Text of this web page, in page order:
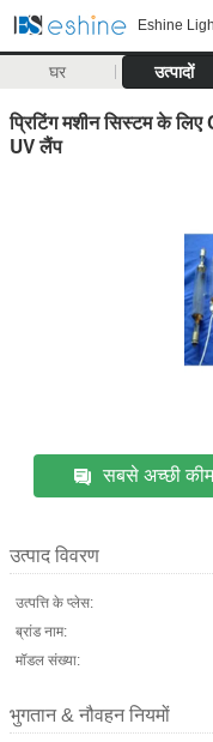
Eshine
घर उत्पादों
प्रिटिंग मशीन सिस्टम के
UV लैंप
सबसे अच्छी
उत्पाद विवरण
उत्पत्ति के प्लेस:
ब्रांड नाम:
मॉडल संख्या:
भुगतान & नौवहन नियमों